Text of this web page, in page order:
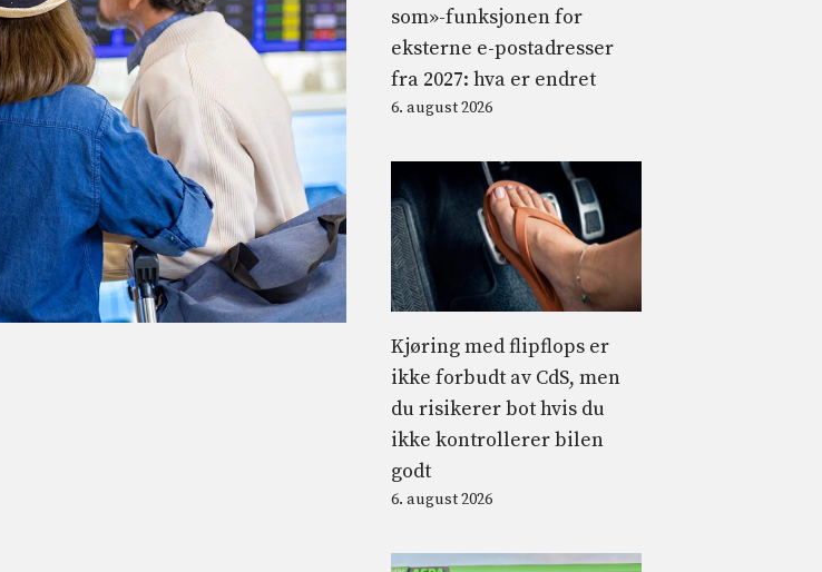
som»-funksjonen for
eksterne e-postadresser
fra 2027: hva er endret
6. august 2026
Kjøring med flipflops er
ikke forbudt av CdS, men
du risikerer bot hvis du
ikke kontrollerer bilen
godt
6. august 2026